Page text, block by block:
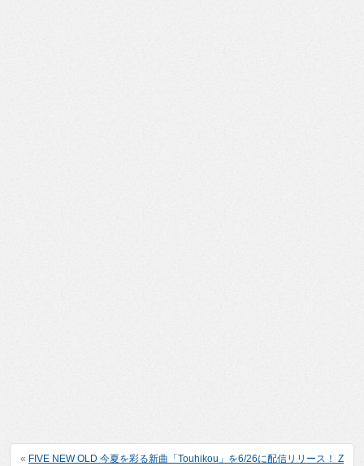
« FIVE NEW OLD 今夏を彩る新曲「Touhikou」を6/26に配信リリース！ Z